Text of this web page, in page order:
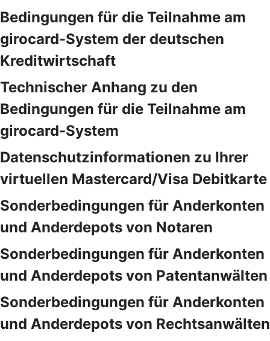
Bedingungen für die Teilnahme am
girocard-System der deutschen
Kreditwirtschaft
Technischer Anhang zu den
Bedingungen für die Teilnahme am
girocard-System
Datenschutzinformationen zu Ihrer
virtuellen Mastercard/Visa Debitkarte
Sonderbedingungen für Anderkonten
und Anderdepots von Notaren
Sonderbedingungen für Anderkonten
und Anderdepots von Patentanwälten
Sonderbedingungen für Anderkonten
und Anderdepots von Rechtsanwälten